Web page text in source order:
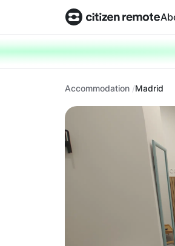
Accommodation Madrid